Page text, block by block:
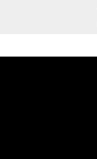
main